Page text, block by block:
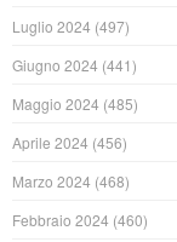
Luglio 2024 (497)
Giugno 2024 (441)
Maggio 2024 (485)
Aprile 2024 (456)
Marzo 2024 (468)
Febbraio 2024 (460)